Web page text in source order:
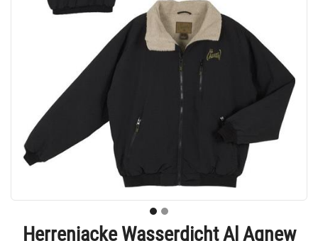
Herrenjacke Wasserdicht Al Agnew